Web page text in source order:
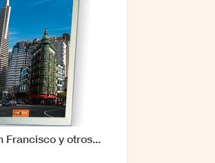
Francisco y otros...